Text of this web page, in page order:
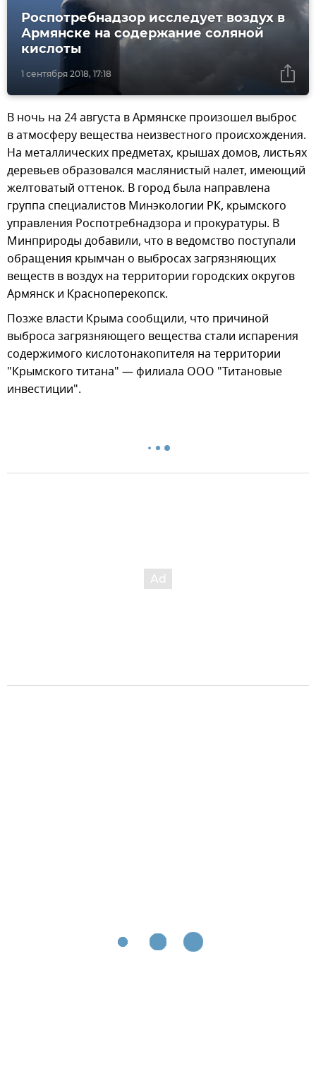
1 сентября 2018, 17:18
Роспотребнадзор исследует воздух в
Армянске на содержание соляной
кислоты
В ночь на 24 августа в Армянске произошел выброс
в атмосферу вещества неизвестного происхождения.
На металлических предметах, крышах домов, листьях
деревьев образовался маслянистый налет, имеющий
желтоватый оттенок. В город была направлена
группа специалистов Минэкологии РК, крымского
управления Роспотребнадзора и прокуратуры. В
Минприроды добавили, что в ведомство поступали
обращения крымчан о выбросах загрязняющих
веществ в воздух на территории городских округов
Армянск и Красноперекопск.
Позже власти Крыма сообщили, что причиной
выброса загрязняющего вещества стали испарения
содержимого кислотонакопителя на территории
"Крымского титана" — филиала ООО "Титановые
инвестиции".